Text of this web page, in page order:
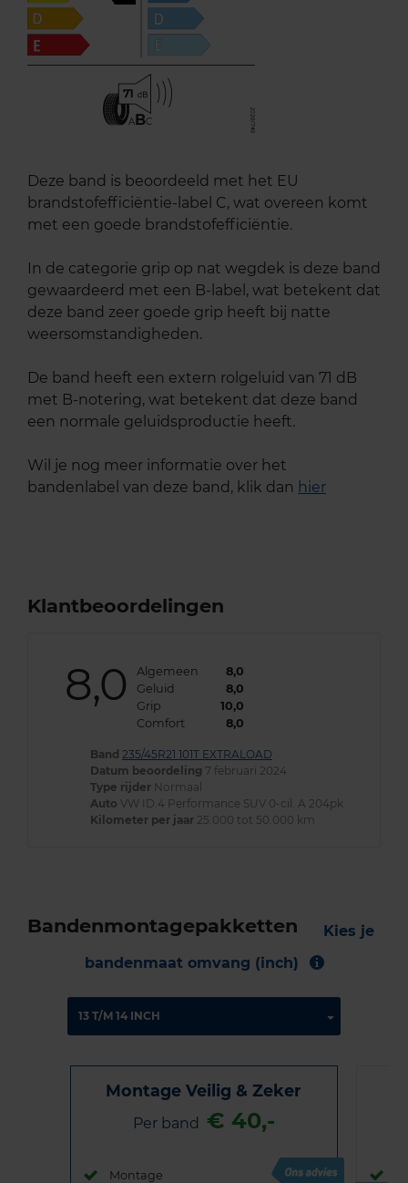
71
ABC
Deze band is beoordeeld met het EU
brandstofefficiëntie-label C, wat overeen komt
met een goede brandstofefficiëntie.
In de categorie grip op nat wegdek is deze band
gewaardeerd met een B-label, wat betekent dat
deze band zeer goede grip heeft bij natte
weersomstandigheden.
De band heeft een extern rolgeluid van 71 dB
met B-notering, wat betekent dat deze band
een normale geluidsproductie heeft.
Wil je nog meer informatie over het
bandenlabel van deze band, klik dan hier
Klantbeoordelingen
8,0 Algemeen
8,0
Geluid
8,0
Grip
10,0
Comfort
8,0
Band 235/45R21 101T EXTRALOAD
Datum beoordeling 7 februari 2024
Type rijder Normaal
Auto VW ID.4 Performance SUV 0-cil. A 204pk
Kilometer per jaar 25.000 tot 50.000 km
Bandenmontagepakketten
Kies je
bandenmaat omvang (inch)
Montage Veilig & Zeker
Per band € 40,-
Montage